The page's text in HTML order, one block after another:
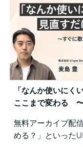
「なんか使いにく
ここまで変わる
無料アーカイブ配
める？」といった